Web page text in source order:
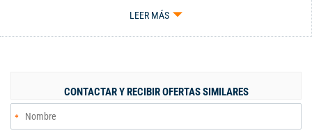
propiedad horizontal que funciona como condominio, ofrece una
climatizada, sala de cine y sendero en un hermoso humedal.
apoyo de un auxiliar de enfermería disponible de 6 pm a 6 am
para asistir en necesidades básicas. También se ofrece servicio
de mucama por un costo adicional, un restaurante que opera de
LEER MÁS
CONTACTAR Y RECIBIR OFERTAS SIMILARES